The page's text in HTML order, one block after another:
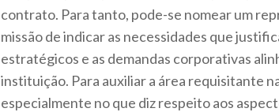
contrato. Para tanto, pode-se nomear um
missão de indicar as necessidades que
estratégicos e as demandas corporativas
instituição. Para auxiliar a área requisitante
especialmente no que diz respeito aos